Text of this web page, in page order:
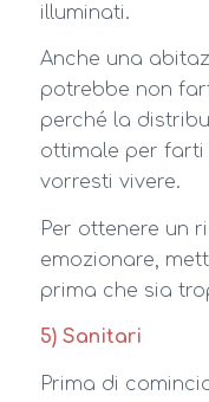
illuminati.
Anche una
potrebbe non
perché la
ottimale per farti
vorresti vivere.
Per ottenere un
emozionare,
prima che sia
5) Sanitari
Prima di